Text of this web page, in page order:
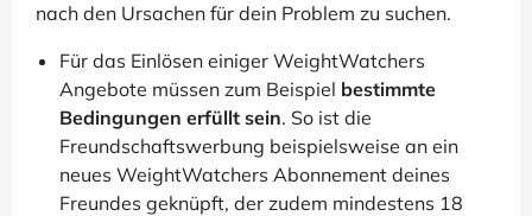
nach den Ursachen für dein Problem zu suchen.
Für das Einlösen einiger WeightWatchers
Angebote müssen zum Beispiel bestimmte
Bedingungen erfüllt sein. So ist die
Freundschaftswerbung beispielsweise an ein
neues WeightWatchers Abonnement deines
Freundes geknüpft, der zudem mindestens 18